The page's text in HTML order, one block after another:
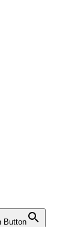
Button